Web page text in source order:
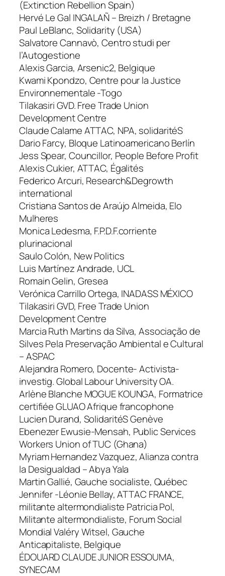
(Extinction Rebellion Spain)
Hervé Le Gal INGALAÑ – Breizh / Bretagne
Paul LeBlanc, Solidarity (USA)
Salvatore Cannavò, Centro studi per
l’Autogestione
Alexis Garcia, Arsenic2, Belgique
Kwami Kpondzo, Centre pour la Justice
Environnementale -Togo
Tilakasiri GVD. Free Trade Union
Development Centre
Claude Calame ATTAC, NPA, solidaritéS
Dario Farcy, Bloque Latinoamericano Berlín
Jess Spear, Councillor, People Before Profit
Alexis Cukier, ATTAC, Égalités
Federico Arcuri, Research&Degrowth
international
Cristiana Santos de Araújo Almeida, Elo
Mulheres
Monica Ledesma, F.P.D.F.corriente
plurinacional
Saulo Colón, New Politics
Luis Martínez Andrade, UCL
Romain Gelin, Gresea
Verónica Carrillo Ortega, INADASS MÉXICO
Tilakasiri GVD, Free Trade Union
Development Centre
Marcia Ruth Martins da Silva, Associação de
Silves Pela Preservação Ambiental e Cultural
– ASPAC
Alejandra Romero, Docente- Activista-
investig. Global Labour University OA.
Arlène Blanche MOGUE KOUNGA, Formatrice
certifiée GLUAO Afrique francophone
Lucien Durand, SolidaritéS Genève
Ebenezer Ewusie-Mensah, Public Services
Workers Union of TUC (Ghana)
Myriam Hernandez Vazquez, Alianza contra
la Desigualdad – Abya Yala
Martin Gallié, Gauche socialiste, Québec
Jennifer -Léonie Bellay, ATTAC FRANCE,
militante altermondialiste Patricia Pol,
Militante altermondialiste, Forum Social
Mondial Valéry Witsel, Gauche
Anticapitaliste, Belgique
ÉDOUARD CLAUDE JUNIOR ESSOUMA,
SYNECAM